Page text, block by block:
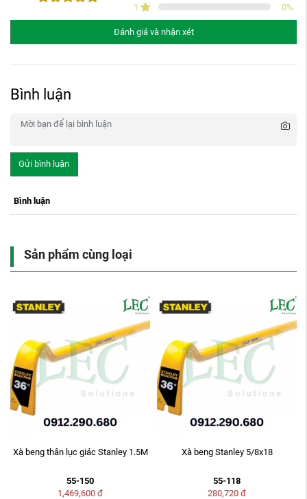
1
0%
Đánh giá và nhận xét
Bình luận
Gửi bình luận
Bình luận
Sản phẩm cùng loại
Xà beng thân lục giác Stanley 1.5M
55-150
1,469,600 đ
Xà beng Stanley 5/8x18
55-118
280,720 đ